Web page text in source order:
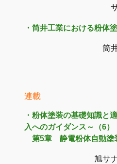
・筒井工業における粉体
筒
連載
・粉体塗装の基礎知識と
入へのガイダンス～（6）
第5章 静電粉体自動塗
旭サ